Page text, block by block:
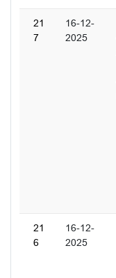
21
7
16-12-
2025
21
6
16-12-
2025